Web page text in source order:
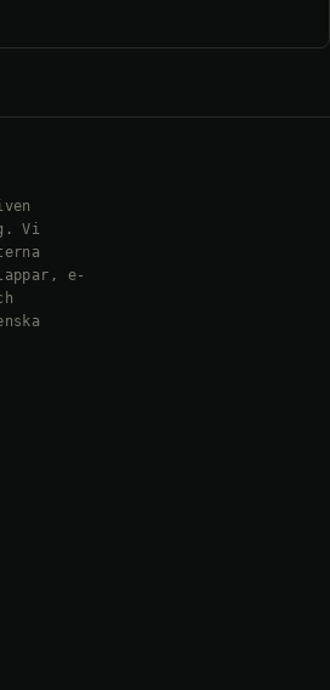
Vi
e-